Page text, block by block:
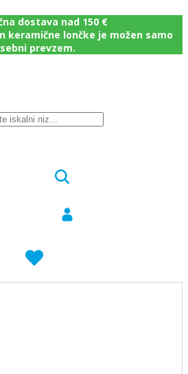
dostava nad 150 €
keramične lončke je možen samo
prevzem.